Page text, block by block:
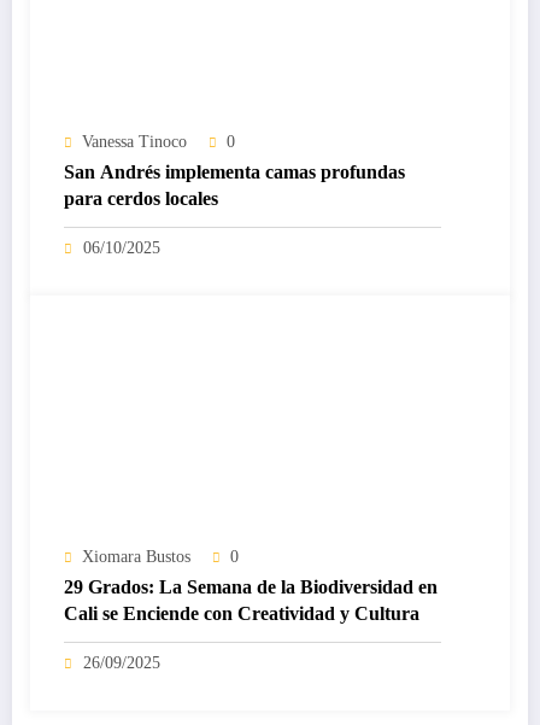
Vanessa Tinoco 0
San Andrés implementa camas profundas
para cerdos locales
06/10/2025
Xiomara Bustos 0
29 Grados: La Semana de la Biodiversidad en
Cali se Enciende con Creatividad y Cultura
26/09/2025